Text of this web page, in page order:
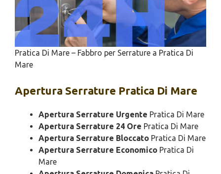
Pratica Di Mare – Fabbro per Serrature a Pratica Di
Mare
Apertura Serrature Pratica Di Mare
Apertura Serrature Urgente Pratica Di Mare
Apertura Serrature 24 Ore Pratica Di Mare
Apertura Serrature Bloccato Pratica Di Mare
Apertura Serrature Economico Pratica Di
Mare